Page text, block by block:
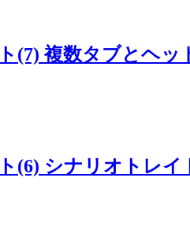
(7) 複数タブとヘッ
(6) シナリオトレイ